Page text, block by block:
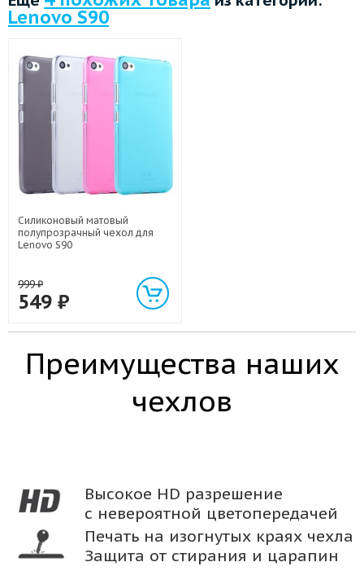
Lenovo S90
Силиконовый матовый
полупрозрачный чехол для
Lenovo S90
999₽
549 ₽
Преимущества наших
чехлов
Высокое HD разрешение
с невероятной цветопередачей
Печать на изогнутых краях чехла
Защита от стирания и царапин